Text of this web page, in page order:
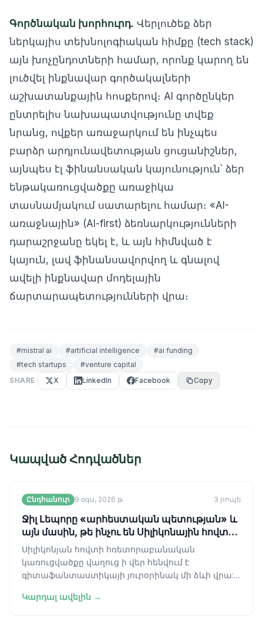
Գործնական խորհուրդ. Վերլուծեք ձեր
ներկայիս տեխնոլոգիական հիմքը (tech stack)
այն խոչընդոտների համար, որոնք կարող են
լուծվել ինքնավար գործակալների
աշխատանքային հոսքերով։ AI գործընկեր
ընտրելիս նախապատվությունը տվեք
նրանց, ովքեր առաջարկում են ինչպես
բարձր արդյունավետության ցուցանիշներ,
այնպես էլ ֆինանսական կայունություն՝ ձեր
ենթակառուցվածքը առաջիկա
տասնամյակում սատարելու համար։ «AI-
առաջնային» (AI-first) ձեռնարկությունների
դարաշրջանը եկել է, և այն հիմնված է
կայուն, լավ ֆինանսավորվող և գնալով
ավելի ինքնավար մոդելային
ճարտարապետությունների վրա։
#mistral ai #artificial intelligence #ai funding
#tech startups #venture capital
SHARE
X LinkedIn Facebook Copy
Կապված Հոդվածներ
Ընդհանուր 9 օգս, 2026 թ. 3 րոպե
Ջիլ Լեպորը «արհեստական պետության» և
այն մասին, թե ինչու են Սիլիկոնային հովտի
առաջնորդները վատ գիտաֆանտաստիկա
ընթերցողներ
Սիլիկոնյան հովտի հռետորաբանական
կառուցվածքը վաղուց ի վեր հենվում է
գիտաֆանտաստիկայի յուրօրինակ մի ձևի վրա:
հաշվետվությունների քննա
Կարդալ ավելին →